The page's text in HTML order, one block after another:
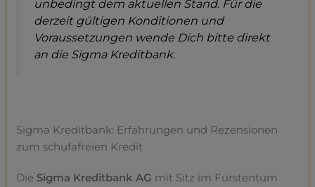
unbedingt dem aktuellen Stand. Für die
derzeit gültigen Konditionen und
Voraussetzungen wende Dich bitte direkt
an die Sigma Kreditbank.
Sigma Kreditbank: Erfahrungen und Rezensionen
zum schufafreien Kredit
Die Sigma Kreditbank AG mit Sitz im Fürstentum